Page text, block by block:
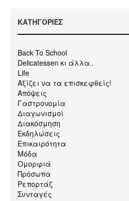
KΑΤΗΓΟΡΙΕΣ
Back To School
Delicatessen κι άλλα..
Life
Αξίζει να τα επισκεφθείς!
Απόψεις
Γαστρονομία
Διαγωνισμοί
Διακόσμηση
Εκδηλώσεις
Επικαιρότητα
Μόδα
Ομορφιά
Πρόσωπα
Ρεπορτάζ
Συνταγές